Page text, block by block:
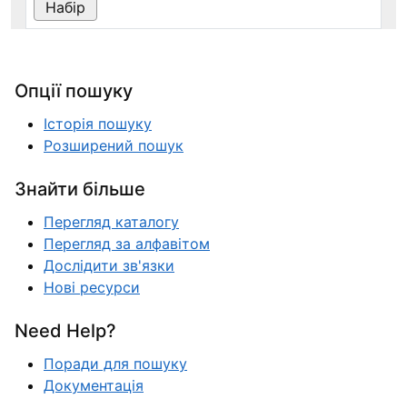
Опції пошуку
Історія пошуку
Розширений пошук
Знайти більше
Перегляд каталогу
Перегляд за алфавітом
Дослідити зв'язки
Нові ресурси
Need Help?
Поради для пошуку
Документація